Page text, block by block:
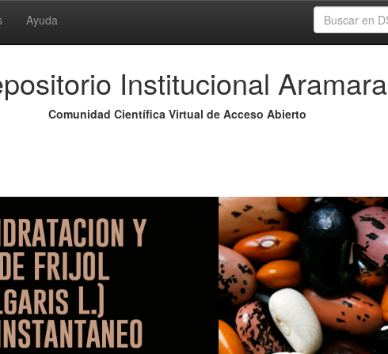
Ayuda
Institucional Aramara
Comunidad Científica Virtual de Acceso Abierto